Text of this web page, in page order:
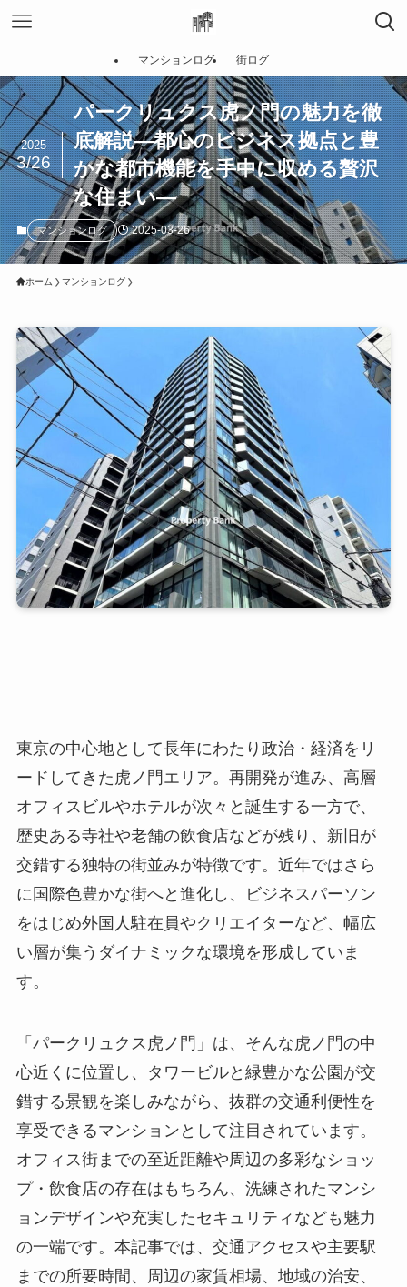
マンションログ 街ログ
パークリュクス虎ノ門の魅力を徹
底解説—都心のビジネス拠点と豊
かな都市機能を手中に収める贅沢
な住まい—
2025
3/26
マンションログ 2025-03-26
ホーム マンションログ
東京の中心地として長年にわたり政治・経済をリ
ードしてきた虎ノ門エリア。再開発が進み、高層
オフィスビルやホテルが次々と誕生する一方で、
歴史ある寺社や老舗の飲食店などが残り、新旧が
交錯する独特の街並みが特徴です。近年ではさら
に国際色豊かな街へと進化し、ビジネスパーソン
をはじめ外国人駐在員やクリエイターなど、幅広
い層が集うダイナミックな環境を形成していま
す。
「パークリュクス虎ノ門」は、そんな虎ノ門の中
心近くに位置し、タワービルと緑豊かな公園が交
錯する景観を楽しみながら、抜群の交通利便性を
享受できるマンションとして注目されています。
オフィス街までの至近距離や周辺の多彩なショッ
プ・飲食店の存在はもちろん、洗練されたマンシ
ョンデザインや充実したセキュリティなども魅力
の一端です。本記事では、交通アクセスや主要駅
までの所要時間、周辺の家賃相場、地域の治安、